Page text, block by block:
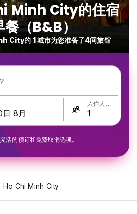
Minh City的住宿
餐（B&B）
City的 1城市为您准备了4间旅馆
入住人数
活的预订和免费取消选项。
Ho Chi Minh City